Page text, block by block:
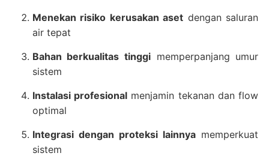
Menekan risiko kerusakan aset dengan saluran
air tepat
Bahan berkualitas tinggi memperpanjang umur
sistem
Instalasi profesional menjamin tekanan dan flow
optimal
Integrasi dengan proteksi lainnya memperkuat
sistem